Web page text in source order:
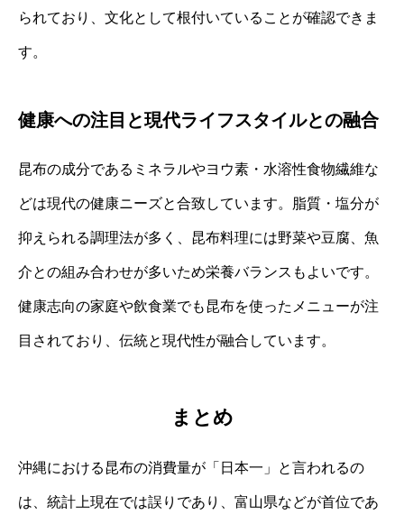
られており、文化として根付いていることが確認できま
す。
健康への注目と現代ライフスタイルとの融合
昆布の成分であるミネラルやヨウ素・水溶性食物繊維な
どは現代の健康ニーズと合致しています。脂質・塩分が
抑えられる調理法が多く、昆布料理には野菜や豆腐、魚
介との組み合わせが多いため栄養バランスもよいです。
健康志向の家庭や飲食業でも昆布を使ったメニューが注
目されており、伝統と現代性が融合しています。
まとめ
沖縄における昆布の消費量が「日本一」と言われるの
は、統計上現在では誤りであり、富山県などが首位であ